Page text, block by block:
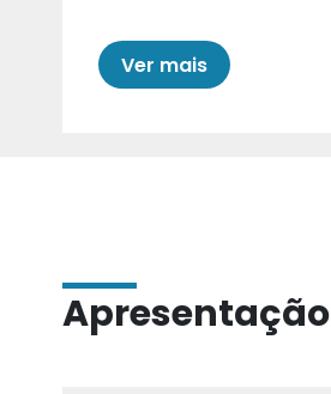
Ver mais
Apresentação